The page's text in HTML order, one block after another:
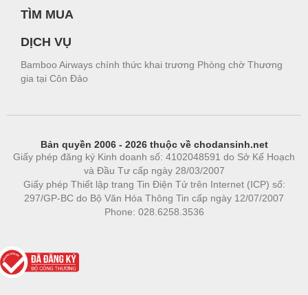
TÌM MUA
DỊCH VỤ
Bamboo Airways chính thức khai trương Phòng chờ Thương
gia tại Côn Đảo
Bản quyền 2006 - 2026 thuộc về chodansinh.net
Giấy phép đăng ký Kinh doanh số: 4102048591 do Sở Kế Hoạch
và Đầu Tư cấp ngày 28/03/2007
Giấy phép Thiết lập trang Tin Điện Tử trên Internet (ICP) số:
297/GP-BC do Bộ Văn Hóa Thông Tin cấp ngày 12/07/2007
Phone: 028.6258.3536